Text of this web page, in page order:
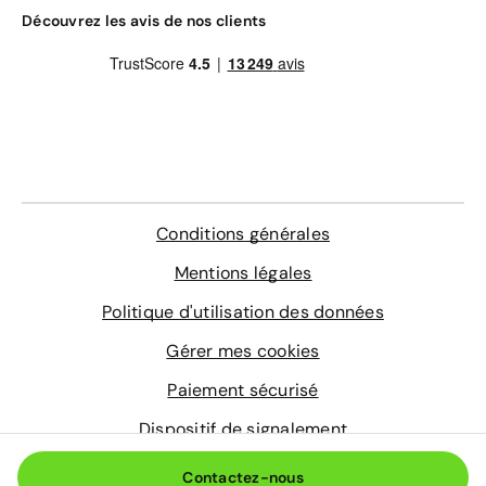
Contactez-nous
Gravage des vitres
Découvrez les avis de nos clients
Conditions générales
Mentions légales
Politique d'utilisation des données
Gérer mes cookies
Paiement sécurisé
Dispositif de signalement
© 2026 Aramisauto.com